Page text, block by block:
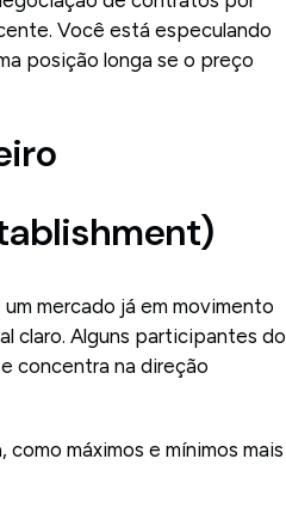
Você está especulando
posição longa se o preço
mercado já em movimento
claro. Alguns participantes do
concentra na direção
máximos e mínimos mais